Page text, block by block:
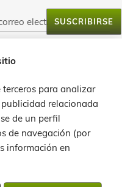
SUSCRIBIRSE
para analizar
relacionada
de un perfil
de navegación (por
información en